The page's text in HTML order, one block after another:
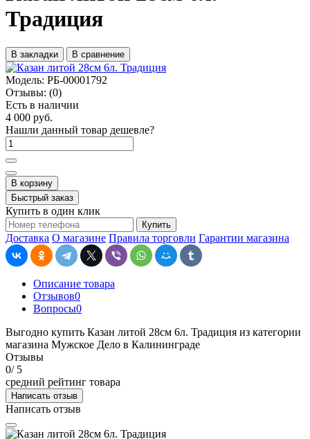
Традиция
В закладки В сравнение
Модель: РБ-00001792
Отзывы: (0)
Есть в наличии
4 000 руб.
Нашли данный товар дешевле?
В корзину
Быстрый заказ
Купить в один клик
Купить
Доставка О магазине Правила торговли Гарантии магазина
Описание товара
Отзывов0
Вопросы0
Выгодно купить Казан литой 28см 6л. Традиция из категории
магазина Мужское Дело в Калининграде
Отзывы
0/ 5
средний рейтинг товара
Написать отзыв
Написать отзыв